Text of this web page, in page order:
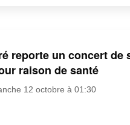
reporte un concert de
raison de santé
12 octobre à 01:30